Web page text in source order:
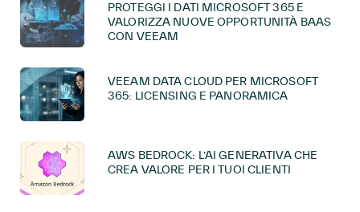
PROTEGGI I DATI MICROSOFT 365 E
VALORIZZA NUOVE OPPORTUNITÀ BAAS
CON VEEAM
VEEAM DATA CLOUD PER MICROSOFT
365: LICENSING E PANORAMICA
AWS BEDROCK: L’AI GENERATIVA CHE
CREA VALORE PER I TUOI CLIENTI